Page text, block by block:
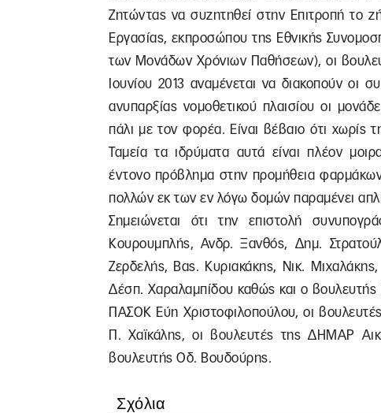
Ζητώντας να συζητηθεί στην Επιτροπή το
Εργασίας, εκπροσώπου της Εθνικής
των Μονάδων Χρόνιων Παθήσεων), οι
Ιουνίου 2013 αναμένεται να διακοπούν
ανυπαρξίας νομοθετικού πλαισίου οι
πάλι με τον φορέα. Είναι βέβαιο ότι χωρίς
Ταμεία τα ιδρύματα αυτά είναι πλέον
έντονο πρόβλημα στην προμήθεια
πολλών εκ των εν λόγω δομών παραμένει
Σημειώνεται ότι την επιστολή
Κουρουμπλής, Ανδρ. Ξανθός, Δημ.
Ζερδελής, Βας. Κυριακάκης, Νικ.
Δέσπ. Χαραλαμπίδου καθώς και ο
ΠΑΣΟΚ Εύη Χριστοφιλοπούλου, οι
Π. Χαϊκάλης, οι βουλευτές της ΔΗΜΑΡ
βουλευτής Οδ. Βουδούρης.
Σχόλια